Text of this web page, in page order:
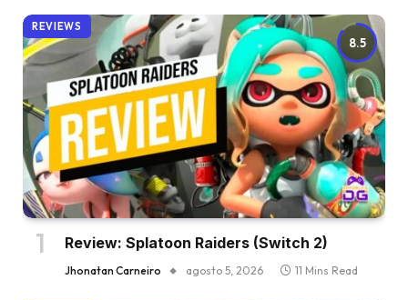
8.5
REVIEWS
Review: Splatoon Raiders (Switch 2)
Jhonatan Carneiro agosto 5, 2026 11 Mins Read